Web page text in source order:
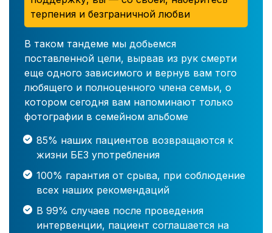
терпения и безграничной любви
В таком тандеме мы добьемся
поставленной цели, вырвав из рук смерти
еще одного зависимого и вернув вам того
любящего и полноценного члена семьи, о
котором сегодня вам напоминают только
фотографии в семейном альбоме
85% наших пациентов возвращаются к
жизни БЕЗ употребления
100% гарантия от срыва, при соблюдение
всех наших рекомендаций
В 99% случаев после проведения
интервенции, пациент соглашается на